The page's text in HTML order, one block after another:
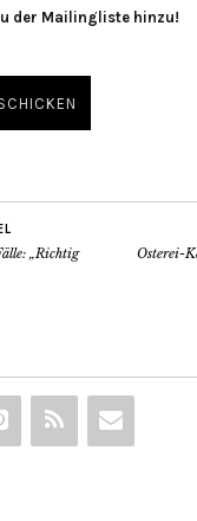
der Mailingliste hinzu!
„Richtig
Osterei-